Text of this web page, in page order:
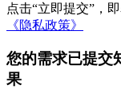
点击“立即提交”，
《隐私政策》
您的需求已提交
果